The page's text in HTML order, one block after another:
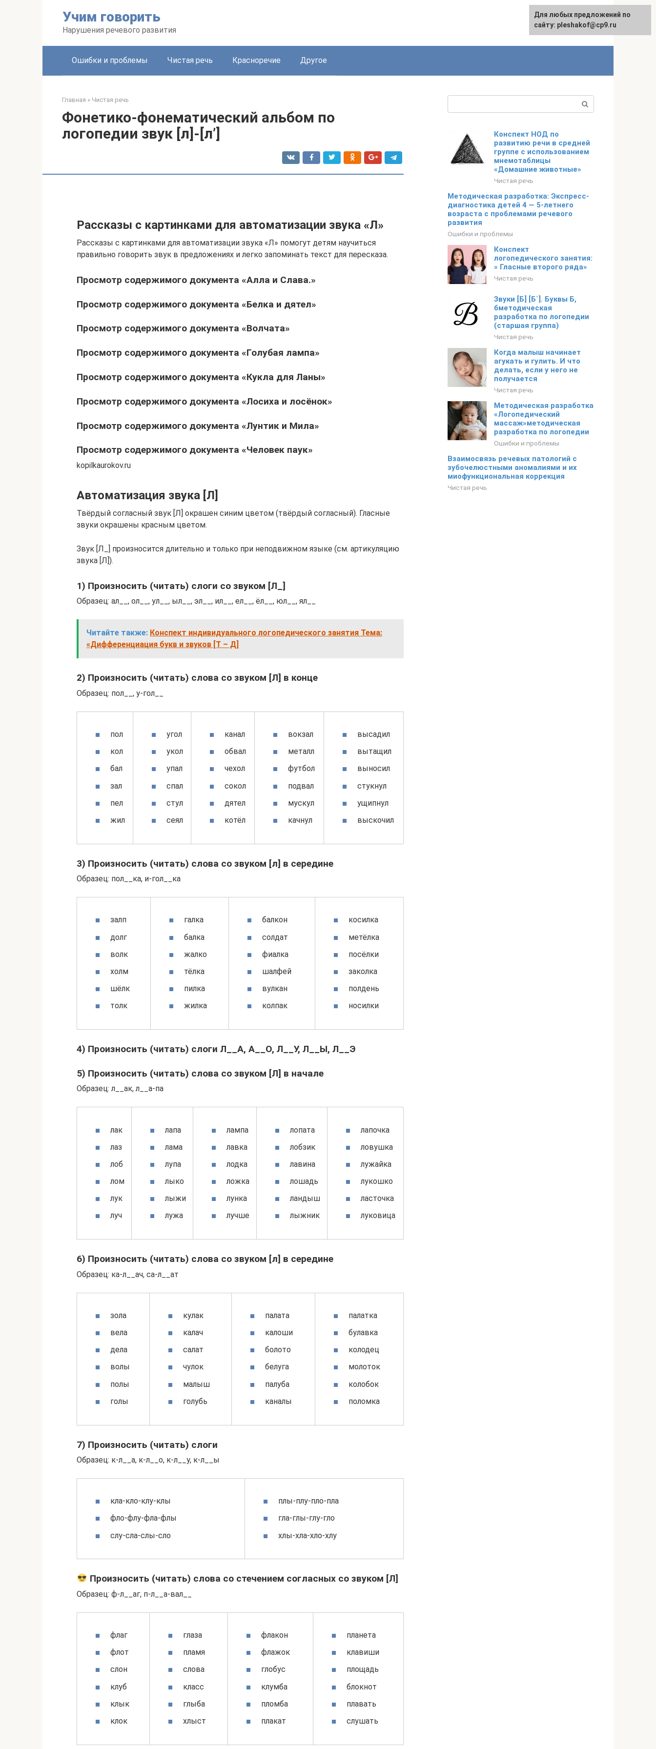
Учим говорить
Нарушения речевого развития
Ошибки и проблемы Чистая речь Красноречие Другое
Главная » Чистая речь
Фонетико-фонематический альбом по
логопедии звук [л]-[л’]
Рассказы с картинками для автоматизации звука «Л»
Рассказы с картинками для автоматизации звука «Л» помогут детям научиться
правильно говорить звук в предложениях и легко запоминать текст для пересказа.
Просмотр содержимого документа «Алла и Слава.»
Просмотр содержимого документа «Белка и дятел»
Просмотр содержимого документа «Волчата»
Просмотр содержимого документа «Голубая лампа»
Просмотр содержимого документа «Кукла для Ланы»
Просмотр содержимого документа «Лосиха и лосёнок»
Просмотр содержимого документа «Лунтик и Мила»
Просмотр содержимого документа «Человек паук»
kopilkaurokov.ru
Автоматизация звука [Л]
Твёрдый согласный звук [Л] окрашен синим цветом (твёрдый согласный). Гласные
звуки окрашены красным цветом.
Звук [Л_] произносится длительно и только при неподвижном языке (см. артикуляцию
звука [Л]).
1) Произносить (читать) слоги со звуком [Л_]
Образец: ал__, ол__, ул__, ыл__, эл__, ил__, ел__, ёл__, юл__, ял__
Читайте также: Конспект индивидуального логопедического занятия Тема:
«Дифференциация букв и звуков [Т – Д]
2) Произносить (читать) слова со звуком [Л] в конце
Образец: пол__, у-гол__
пол
кол
бал
зал
пел
жил
угол
укол
упал
спал
стул
сеял
канал
обвал
чехол
сокол
дятел
котёл
вокзал
металл
футбол
подвал
мускул
качнул
высадил
вытащил
выносил
стукнул
ущипнул
выскочил
3) Произносить (читать) слова со звуком [л] в середине
Образец: пол__ка, и-гол__ка
залп
долг
волк
холм
шёлк
толк
галка
балка
жалко
тёлка
пилка
жилка
балкон
солдат
фиалка
шалфей
вулкан
колпак
косилка
метёлка
посёлки
заколка
полдень
носилки
4) Произносить (читать) слоги Л__А, А__О, Л__У, Л__Ы, Л__Э
5) Произносить (читать) слова со звуком [Л] в начале
Образец: л__ак, л__а-па
лак
лаз
лоб
лом
лук
луч
лапа
лама
лупа
лыко
лыжи
лужа
лампа
лавка
лодка
ложка
лунка
лучше
лопата
лобзик
лавина
лошадь
ландыш
лыжник
лапочка
ловушка
лужайка
лукошко
ласточка
луковица
6) Произносить (читать) слова со звуком [л] в середине
Образец: ка-л__ач, са-л__ат
зола
вела
дела
волы
полы
голы
кулак
калач
салат
чулок
малыш
голубь
палата
калоши
болото
белуга
палуба
каналы
палатка
булавка
колодец
молоток
колобок
поломка
7) Произносить (читать) слоги
Образец: к-л__а, к-л__о, к-л__у, к-л__ы
кла-кло-клу-клы
фло-флу-фла-флы
слу-сла-слы-сло
плы-плу-пло-пла
гла-глы-глу-гло
хлы-хла-хло-хлу
Произносить (читать) слова со стечением согласных со звуком [Л]
Образец: ф-л__аг, п-л__а-вал__
флаг
флот
слон
клуб
клык
клок
глаза
пламя
слова
класс
глыба
хлыст
флакон
флажок
глобус
клумба
пломба
плакат
планета
клавиши
площадь
блокнот
плавать
слушать
Конспект НОД по
развитию речи в средней
группе с использованием
мнемотаблицы
«Домашние животные»
Чистая речь
Методическая разработка: Экспресс-
диагностика детей 4 — 5-летнего
возраста с проблемами речевого
развития
Ошибки и проблемы
Конспект
логопедического занятия:
» Гласные второго ряда»
Чистая речь
Звуки [Б] [Б`]. Буквы Б,
бметодическая
разработка по логопедии
(старшая группа)
Чистая речь
Когда малыш начинает
агукать и гулить. И что
делать, если у него не
получается
Чистая речь
Методическая разработка
«Логопедический
массаж»методическая
разработка по логопедии
Ошибки и проблемы
Взаимосвязь речевых патологий с
зубочелюстными аномалиями и их
миофункциональная коррекция
Чистая речь
Для любых предложений по
сайту: pleshakof@cp9.ru